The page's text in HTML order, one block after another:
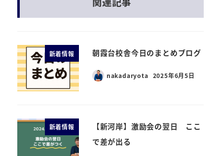
新着情報 朝霞台校舎今日のまとめブログ
nakadaryota 2025年6月5日
新着情報
【新河岸】激励会の翌日 ここ
で差が出る